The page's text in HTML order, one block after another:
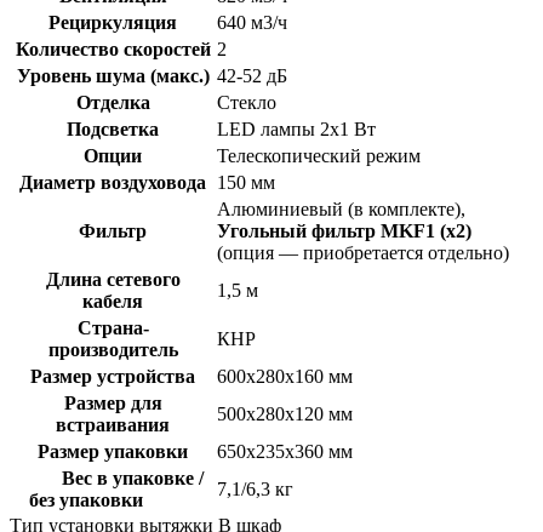
Рециркуляция
640 м3/ч
Количество скоростей 2
Уровень шума (макс.) 42-52 дБ
Отделка
Стекло
Подсветка
LED лампы 2х1 Вт
Опции
Телескопический режим
Диаметр воздуховода
150 мм
Фильтр
Алюминиевый (в комплекте),
Угольный фильтр MKF1 (х2)
(опция — приобретается отдельно)
Длина сетевого
кабеля
1,5 м
Страна-
производитель
КНР
Размер устройства
600х280х160 мм
Размер для
встраивания
500х280х120 мм
Размер упаковки
650х235х360 мм
Вес в упаковке /
без упаковки
7,1/6,3 кг
Тип установки вытяжки В шкаф